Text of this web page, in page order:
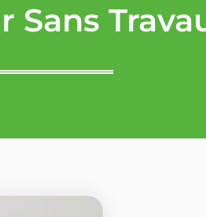
Sans